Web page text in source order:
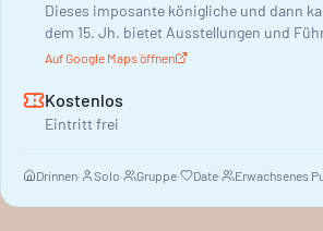
Dieses imposante königliche und dann
dem 15. Jh. bietet Ausstellungen und
Auf Google Maps öffnen
Kostenlos
Eintritt frei
Drinnen· Solo· Gruppe· Date· Erwachsenes